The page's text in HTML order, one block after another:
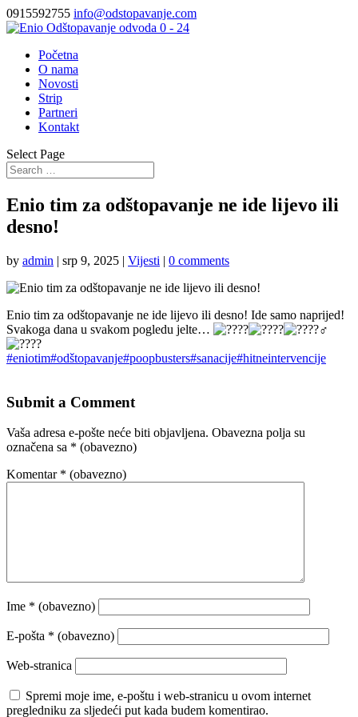
0915592755 info@odstopavanje.com
Početna
O nama
Novosti
Strip
Partneri
Kontakt
Select Page
Enio tim za odštopavanje ne ide lijevo ili
desno!
by admin | srp 9, 2025 | Vijesti | 0 comments
Enio tim za odštopavanje ne ide lijevo ili desno! Ide samo naprijed!
Svakoga dana u svakom pogledu jelte…
#eniotim#odštopavanje#poopbusters#sanacije#hitneintervencije
Submit a Comment
Vaša adresa e-pošte neće biti objavljena. Obavezna polja su
označena sa * (obavezno)
Komentar * (obavezno)
Ime * (obavezno)
E-pošta * (obavezno)
Web-stranica
Spremi moje ime, e-poštu i web-stranicu u ovom internet
pregledniku za sljedeći put kada budem komentirao.